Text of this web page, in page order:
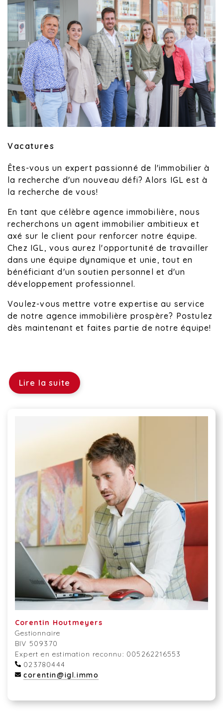
Vacatures
Êtes-vous un expert passionné de l'immobilier à
la recherche d'un nouveau défi? Alors IGL est à
la recherche de vous!
En tant que célèbre agence immobilière, nous
recherchons un agent immobilier ambitieux et
axé sur le client pour renforcer notre équipe.
Chez IGL, vous aurez l'opportunité de travailler
dans une équipe dynamique et unie, tout en
bénéficiant d'un soutien personnel et d'un
développement professionnel.
Voulez-vous mettre votre expertise au service
de notre agence immobilière prospère? Postulez
dès maintenant et faites partie de notre équipe!
Lire la suite
Corentin Houtmeyers
Gestionnaire
BIV 509370
Expert en estimation reconnu: 005262216553
023780444
corentin@igl.immo